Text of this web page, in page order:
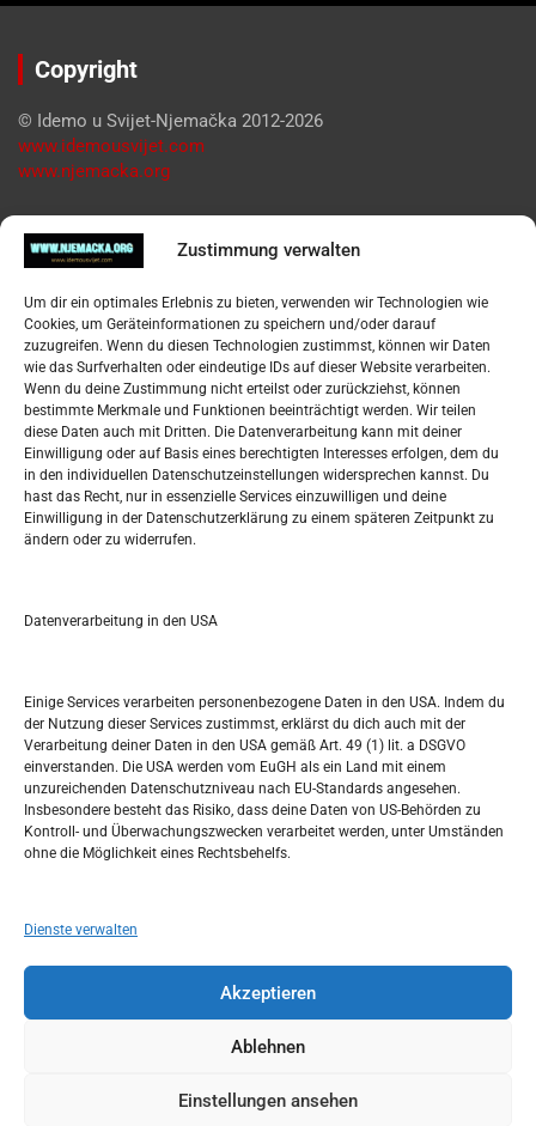
Zustimmung verwalten
Um dir ein optimales Erlebnis zu bieten, verwenden wir Technologien wie
Cookies, um Geräteinformationen zu speichern und/oder darauf
zuzugreifen. Wenn du diesen Technologien zustimmst, können wir Daten
wie das Surfverhalten oder eindeutige IDs auf dieser Website verarbeiten.
Wenn du deine Zustimmung nicht erteilst oder zurückziehst, können
bestimmte Merkmale und Funktionen beeinträchtigt werden. Wir teilen
diese Daten auch mit Dritten. Die Datenverarbeitung kann mit deiner
Einwilligung oder auf Basis eines berechtigten Interesses erfolgen, dem du
in den individuellen Datenschutzeinstellungen widersprechen kannst. Du
hast das Recht, nur in essenzielle Services einzuwilligen und deine
Einwilligung in der Datenschutzerklärung zu einem späteren Zeitpunkt zu
ändern oder zu widerrufen.
Datenverarbeitung in den USA
Einige Services verarbeiten personenbezogene Daten in den USA. Indem du
der Nutzung dieser Services zustimmst, erklärst du dich auch mit der
Verarbeitung deiner Daten in den USA gemäß Art. 49 (1) lit. a DSGVO
einverstanden. Die USA werden vom EuGH als ein Land mit einem
unzureichenden Datenschutzniveau nach EU-Standards angesehen.
Insbesondere besteht das Risiko, dass deine Daten von US-Behörden zu
Kontroll- und Überwachungszwecken verarbeitet werden, unter Umständen
ohne die Möglichkeit eines Rechtsbehelfs.
Dienste verwalten
Akzeptieren
Ablehnen
Einstellungen ansehen
Copyright
© Idemo u Svijet-Njemačka 2012-2026
www.idemousvijet.com
www.njemacka.org
Pregled
Datenschutzerklärung
Widerufsbelehrung
Oglašavanje / Postavite svoj oglas
Tko je “Idemo u Svijet – Njemačka?
Pretražite stranicu:
S
MAI 2024
M D M D F S
1 2 3 4
6 7 8 9 10 11 12
20 21
27 28 29 30 31
« Apr. Juni »
Copyright © 2026Idemo u Svijet-Njemacka!